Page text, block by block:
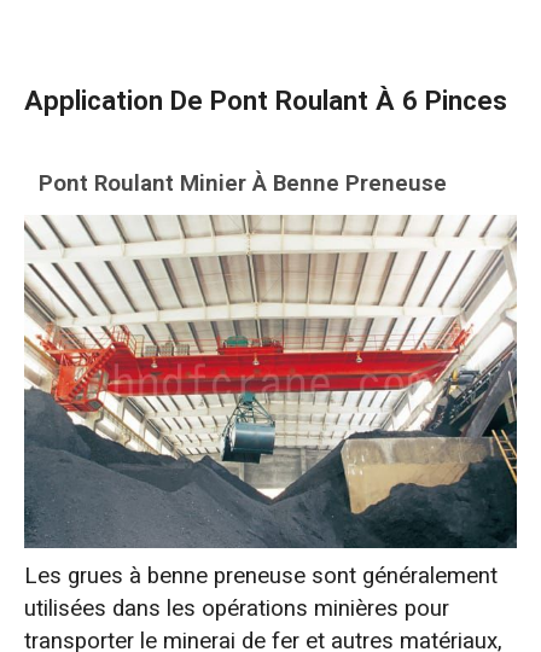
Application De Pont Roulant À 6 Pinces
Pont Roulant Minier À Benne Preneuse
Les grues à benne preneuse sont généralement
utilisées dans les opérations minières pour
transporter le minerai de fer et autres matériaux,